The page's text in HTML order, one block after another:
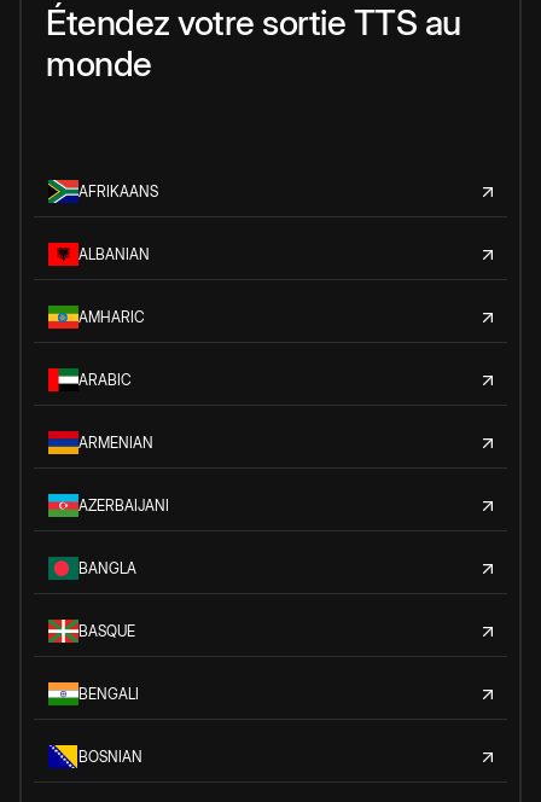
Étendez votre sortie TTS au
monde
AFRIKAANS
ALBANIAN
AMHARIC
ARABIC
ARMENIAN
AZERBAIJANI
BANGLA
BASQUE
BENGALI
BOSNIAN